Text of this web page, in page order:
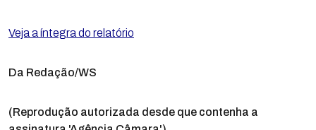
Veja a íntegra do relatório
Da Redação/WS
(Reprodução autorizada desde que contenha a